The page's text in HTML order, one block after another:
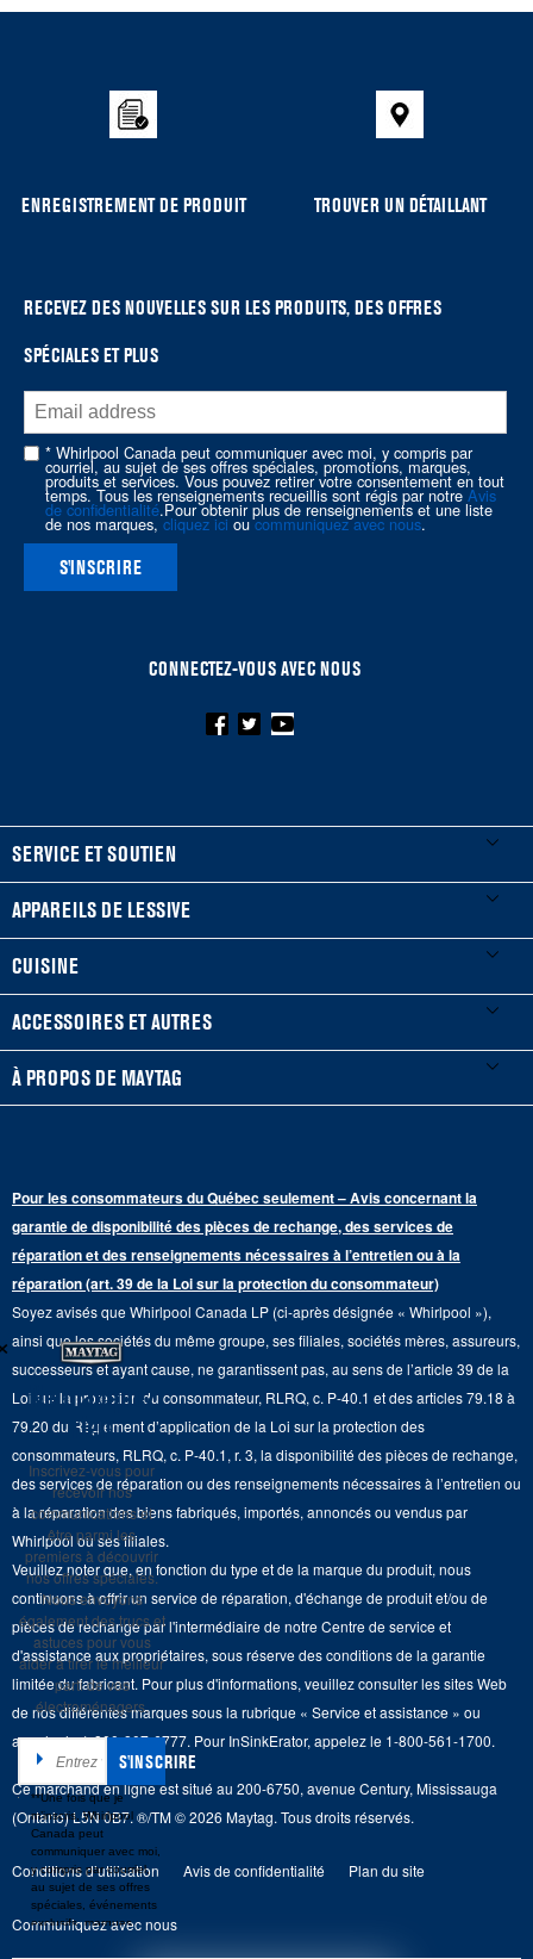
added
find
the
this
page
ENREGISTREMENT DE PRODUIT TROUVER UN DÉTAILLANT
RECEVEZ DES NOUVELLES SUR LES PRODUITS, DES OFFRES
SPÉCIALES ET PLUS
* Whirlpool Canada peut communiquer avec moi, y compris par
courriel, au sujet de ses offres spéciales, promotions, marques,
produits et services. Vous pouvez retirer votre consentement en tout
temps. Tous les renseignements recueillis sont régis par notreAvis
de confidentialité.Pour obtenir plus de renseignements et une liste
de nos marques,cliquez icioucommuniquez avec nous.
S'INSCRIRE
CONNECTEZ-VOUS AVEC NOUS
FOOTER
SERVICE ET SOUTIEN
Mes électroménagers
Guides et documentation
Planifier une installation
Programmes de service prolongé
Pièces de rechange
Aide sur les produits
Suivre ma commande
Services de livraison et d'installation
Retours et échanges
Accessibilité
Services d'abonnement
Résidents du Québec
APPAREILS DE LESSIVE
Laveuses et sécheuses
Laveuses à chargement vertical
Sécheuses au gaz
Piédestaux de lessive
Qualité Commerciale
Duos de Lessive
CUISINE
Réfrigérateurs
Portes françaises
Congélateur inférieur
Cuisinières
Fours muraux
Hottes
Fours à micro-ondes
ACCESSOIRES ET AUTRES
Accessoires
À PROPOS DE MAYTAG
Communiquez avec nous
Monsieur Maytag
Carrières
Whirlpool et Corporation
Whirlpool au Canada
Pour les consommateurs du Québec seulement – Avis concernant la
garantie de disponibilité des pièces de rechange, des services de
réparation et des renseignements nécessaires à l’entretien ou à la
réparation (art. 39 de la Loi sur la protection du consommateur)
Soyez avisés que Whirlpool Canada LP (ci-après désignée « Whirlpool »),
ainsi que les sociétés du même groupe, ses filiales, sociétés mères, assureurs,
successeurs et ayant cause, ne garantissent pas, au sens de l’article 39 de la
Loi sur la protection du consommateur, RLRQ, c. P-40.1 et des articles 79.18 à
79.20 du Règlement d’application de la Loi sur la protection des
consommateurs, RLRQ, c. P-40.1, r. 3, la disponibilité des pièces de rechange,
des services de réparation ou des renseignements nécessaires à l’entretien ou
à la réparation des biens fabriqués, importés, annoncés ou vendus par
Whirlpool ou ses filiales.
Veuillez noter que, en fonction du type et de la marque du produit, nous
continuons à offrir un service de réparation, d'échange de produit et/ou de
pièces de rechange par l'intermédiaire de notre Centre de service et
d'assistance aux propriétaires, sous réserve des conditions de la garantie
limitée du fabricant. Pour plus d'informations, veuillez consulter les sites Web
de nos différentes marques sous la rubrique « Service et assistance » ou
appeler le 1-800-807-6777. Pour InSinkErator, appelez le 1-800-561-1700.
Ce marchand en ligne est situé au 200-6750, avenue Century, Mississauga
(Ontario) L5N 0B7. ®/TM © 2026 Maytag. Tous droits réservés.
Conditions d’utilisation Avis de confidentialité Plan du site
Communiquez avec nous
Ne manquez
rien
Inscrivez-vous pour
recevoir nos
communications et
être parmi les
premiers à découvrir
nos offres spéciales.
Nous envoyons
également des trucs et
astuces pour vous
aider à tirer le meilleur
parti de vos
électroménagers.
S'INSCRIRE
**Une fois que je
m’inscris, Whirlpool
Canada peut
communiquer avec moi,
y compris par courriel,
au sujet de ses offres
spéciales, événements
exclusifs, marques,